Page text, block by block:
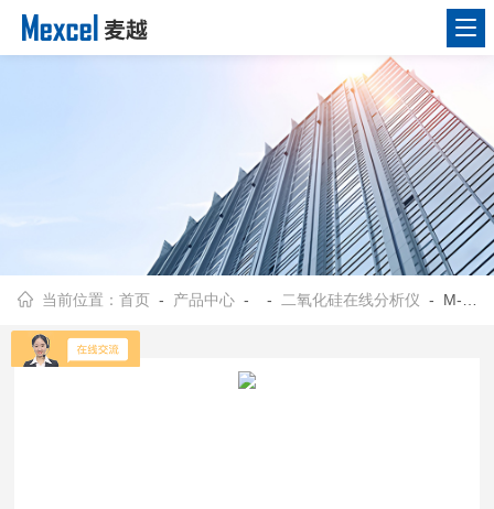
当前位置：首页 - 产品中心 - - 二氧化硅在线分析仪 - M-5010型二氧化硅水质分析仪 在线水质监测系统